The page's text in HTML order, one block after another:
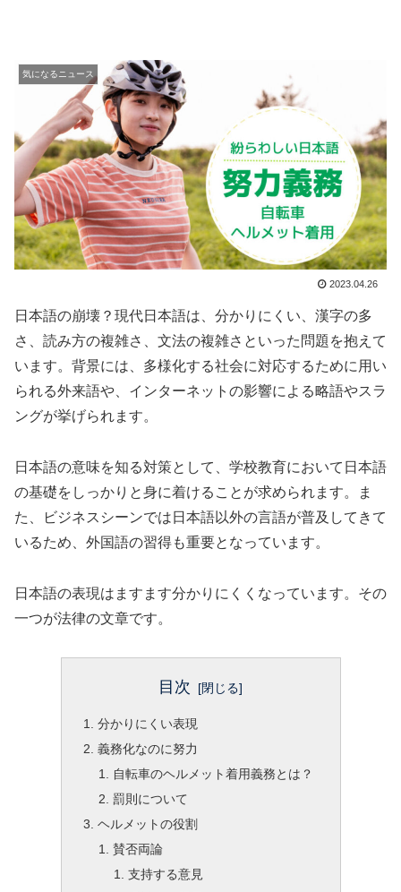
気になるニュース
2023.04.26
日本語の崩壊？現代日本語は、分かりにくい、漢字の多
さ、読み方の複雑さ、文法の複雑さといった問題を抱えて
います。背景には、多様化する社会に対応するために用い
られる外来語や、インターネットの影響による略語やスラ
ングが挙げられます。
日本語の意味を知る対策として、学校教育において日本語
の基礎をしっかりと身に着けることが求められます。ま
た、ビジネスシーンでは日本語以外の言語が普及してきて
いるため、外国語の習得も重要となっています。
日本語の表現はますます分かりにくくなっています。その
一つが法律の文章です。
目次
分かりにくい表現
義務化なのに努力
自転車のヘルメット着用義務とは？
罰則について
ヘルメットの役割
賛否両論
支持する意見